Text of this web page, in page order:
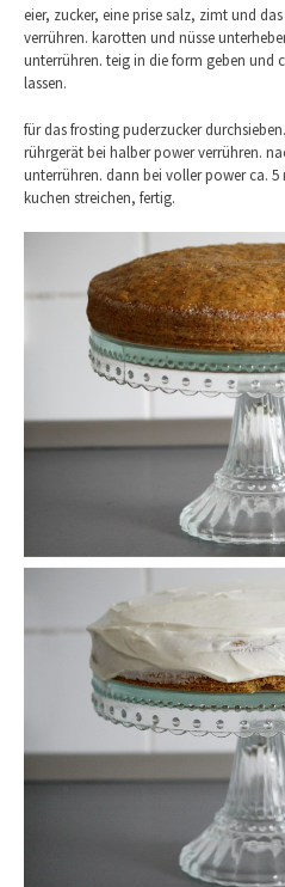
eier, zucker, eine prise salz, zimt und
verrühren. karotten und nüsse
unterrühren. teig in die form geben und
lassen.
für das frosting puderzucker
rührgerät bei halber power verrühren.
unterrühren. dann bei voller power ca.
kuchen streichen, fertig.